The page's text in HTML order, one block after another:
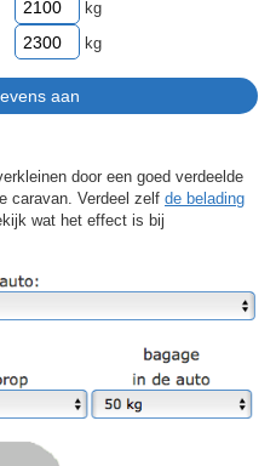
kg
kg
door een goed verdeelde
caravan. Verdeel zelf de belading
wat het effect is bij